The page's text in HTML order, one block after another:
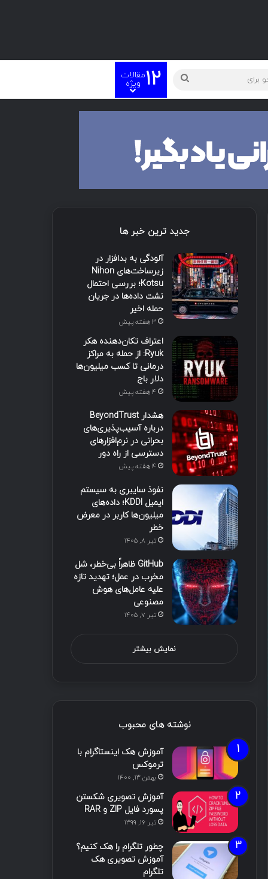
جستجو
برای
12مقالات
ویژه
جدید ترین خبر ها
آلودگی به بدافزار در
زیرساخت‌های Nihon
Kotsu؛ بررسی احتمال
نشت داده‌ها در جریان
حمله اخیر
3 هفته پیش
اعتراف تکان‌دهنده هکر
Ryuk: از حمله به مراکز
درمانی تا کسب میلیون‌ها
دلار باج
4 هفته پیش
هشدار BeyondTrust
درباره آسیب‌پذیری‌های
بحرانی در نرم‌افزارهای
دسترسی از راه دور
4 هفته پیش
نفوذ سایبری به سیستم
ایمیل KDDI؛ داده‌های
میلیون‌ها کاربر در معرض
خطر
تیر ۸, ۱۴۰۵
GitHub ظاهراً بی‌خطر، شل
مخرب در عمل؛ تهدید تازه
علیه عامل‌های هوش
مصنوعی
تیر ۷, ۱۴۰۵
نمایش بیشتر
نوشته های محبوب
آموزش هک اینستاگرام با
ترموکس
بهمن ۱۳, ۱۴۰۰
آموزش تصویری شکستن
پسورد فایل ZIP و RAR
تیر ۱۶, ۱۳۹۹
چطور تلگرام را هک کنیم؟
آموزش تصویری هک
تلگرام